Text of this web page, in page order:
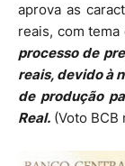
aprova as
reais, com tema
processo de
reais, devido à
de produção
Real. (Voto BCB